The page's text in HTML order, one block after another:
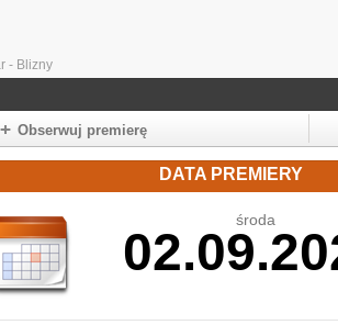
- Blizny
Obserwuj premierę
DATA PREMIERY
środa